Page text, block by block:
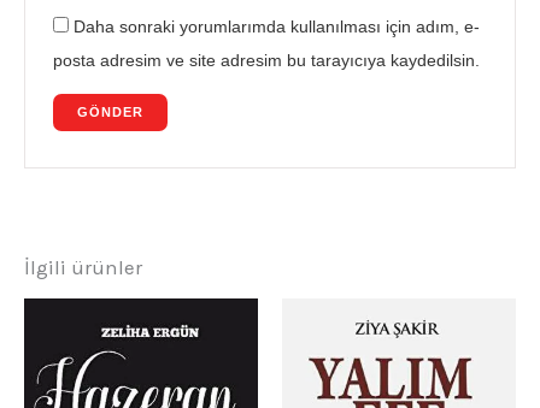
Daha sonraki yorumlarımda kullanılması için adım, e-
posta adresim ve site adresim bu tarayıcıya kaydedilsin.
İlgili ürünler